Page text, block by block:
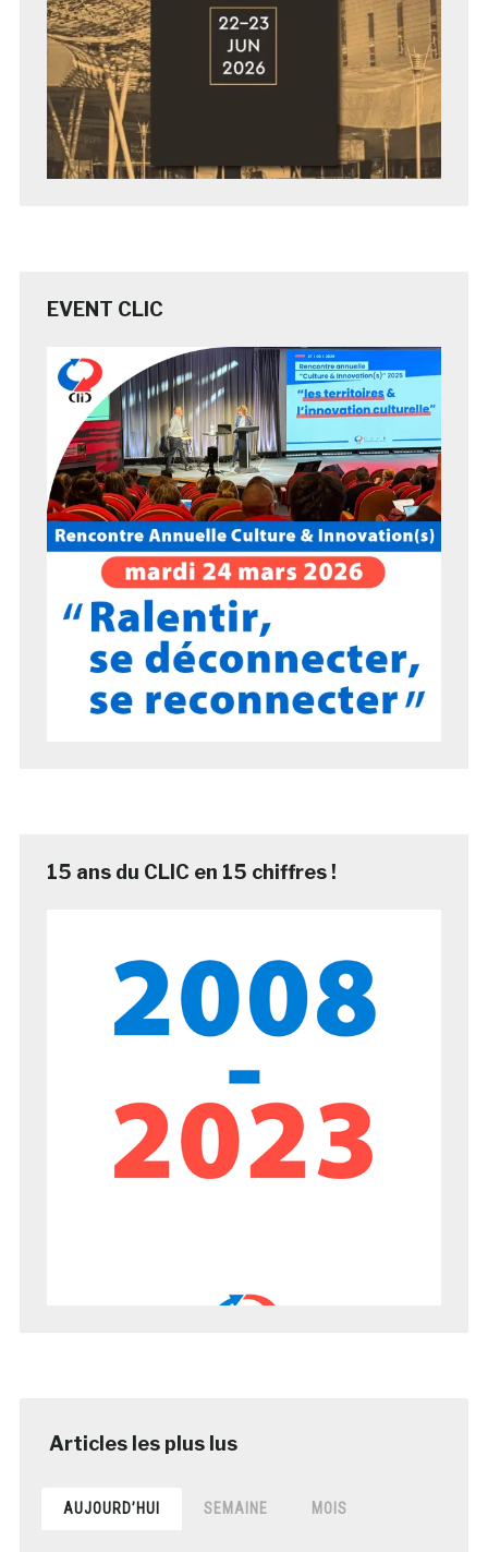
EVENT CLIC
15 ans du CLIC en 15 chiffres !
AUJOURD’HUI SEMAINE MOIS